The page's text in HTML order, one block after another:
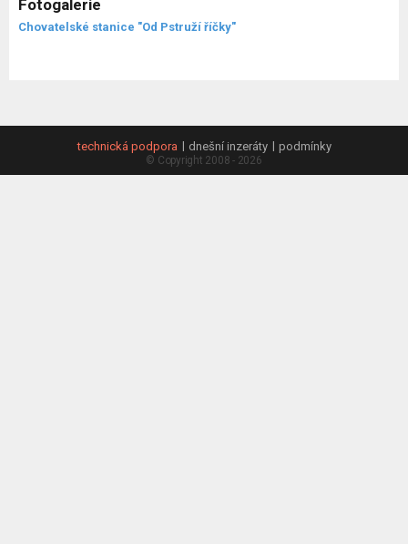
Fotogalerie
Chovatelské stanice "Od Pstruží říčky"
technická podpora dnešní inzeráty podmínky
© Copyright 2008 - 2026